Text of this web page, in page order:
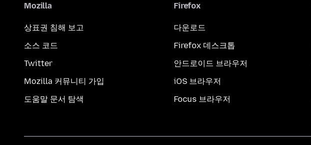
Mozilla
상표권 침해 보고
소스 코드
Twitter
Mozilla 커뮤니티 가입
도움말 문서 탐색
Firefox
다운로드
Firefox 데스크톱
안드로이드 브라우저
iOS 브라우저
Focus 브라우저